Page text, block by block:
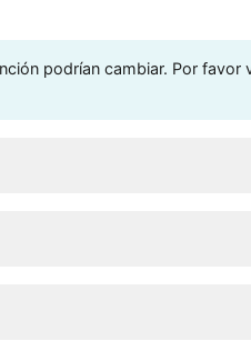
podrían cambiar. Por